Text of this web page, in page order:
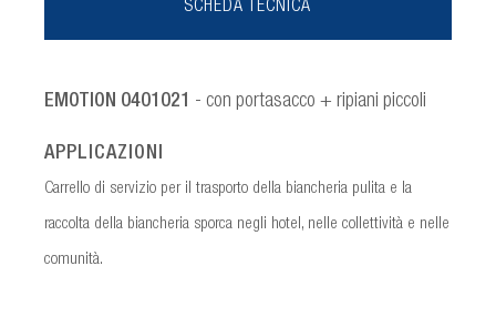
SCHEDA TECNICA
EMOTION 0401021 - con portasacco + ripiani piccoli
APPLICAZIONI
Carrello di servizio per il trasporto della biancheria pulita e la
raccolta della biancheria sporca negli hotel, nelle collettività e nelle
comunità.